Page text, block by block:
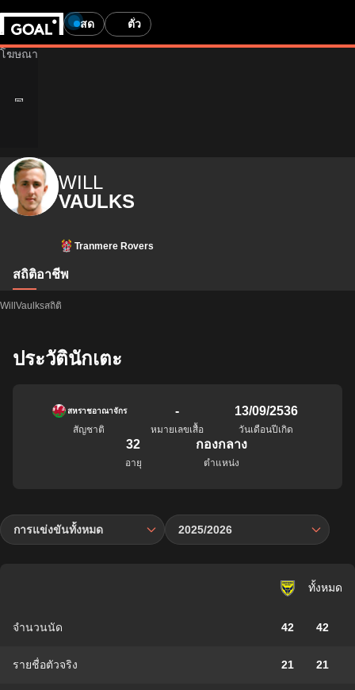
สด ตั๋ว
WILL
VAULKS
Tranmere Rovers
สถิติอาชีพ
WillVaulksสถิติ
ประวัตินักเตะ
สหราชอาณาจักร
สัญชาติ
-
หมายเลขเสื้อ
13/09/2536
วันเดือนปีเกิด
32
อายุ
กองกลาง
ตำแหน่ง
การแข่งขันทั้งหมด 2025/2026
ทั้งหมด
จำนวนนัด 42 42
รายชื่อตัวจริง 21 21